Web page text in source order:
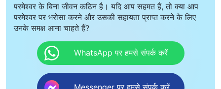
परमेश्वर के बिना जीवन कठिन है। यदि आप सहमत हैं, तो क्या आप
परमेश्वर पर भरोसा करने और उसकी सहायता प्राप्त करने के लिए
उनके समक्ष आना चाहते हैं?
WhatsApp पर हमसे संपर्क करें